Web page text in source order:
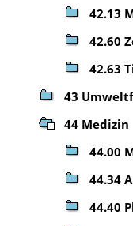
42.13
42.60
42.63
43
44 Medizin
44.00
44.34
44.40